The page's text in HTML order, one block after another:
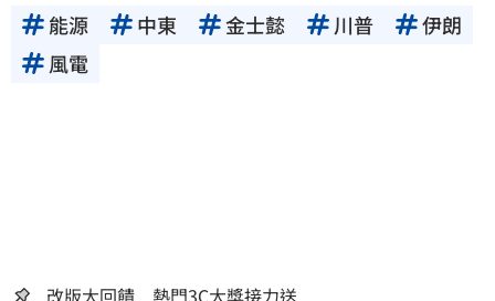
能源 中東 金士懿 川普
伊朗
風電
改版大回饋 熱門3C大獎接力送